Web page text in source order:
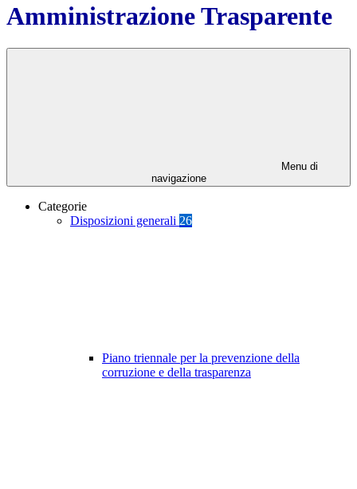
Amministrazione Trasparente
Menu di
navigazione
Categorie
Disposizioni generali 26
Piano triennale per la prevenzione della
corruzione e della trasparenza